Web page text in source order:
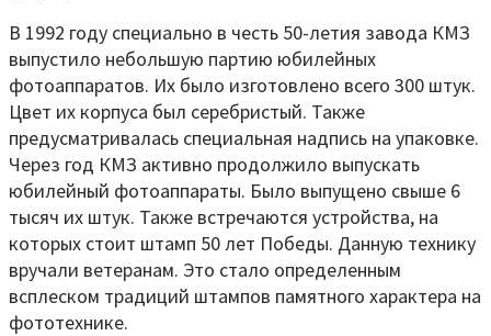
В 1992 году специально в честь 50-летия завода КМЗ
выпустило небольшую партию юбилейных
фотоаппаратов. Их было изготовлено всего 300 штук.
Цвет их корпуса был серебристый. Также
предусматривалась специальная надпись на упаковке.
Через год КМЗ активно продолжило выпускать
юбилейный фотоаппараты. Было выпущено свыше 6
тысяч их штук. Также встречаются устройства, на
которых стоит штамп 50 лет Победы. Данную технику
вручали ветеранам. Это стало определенным
всплеском традиций штампов памятного характера на
фототехнике.